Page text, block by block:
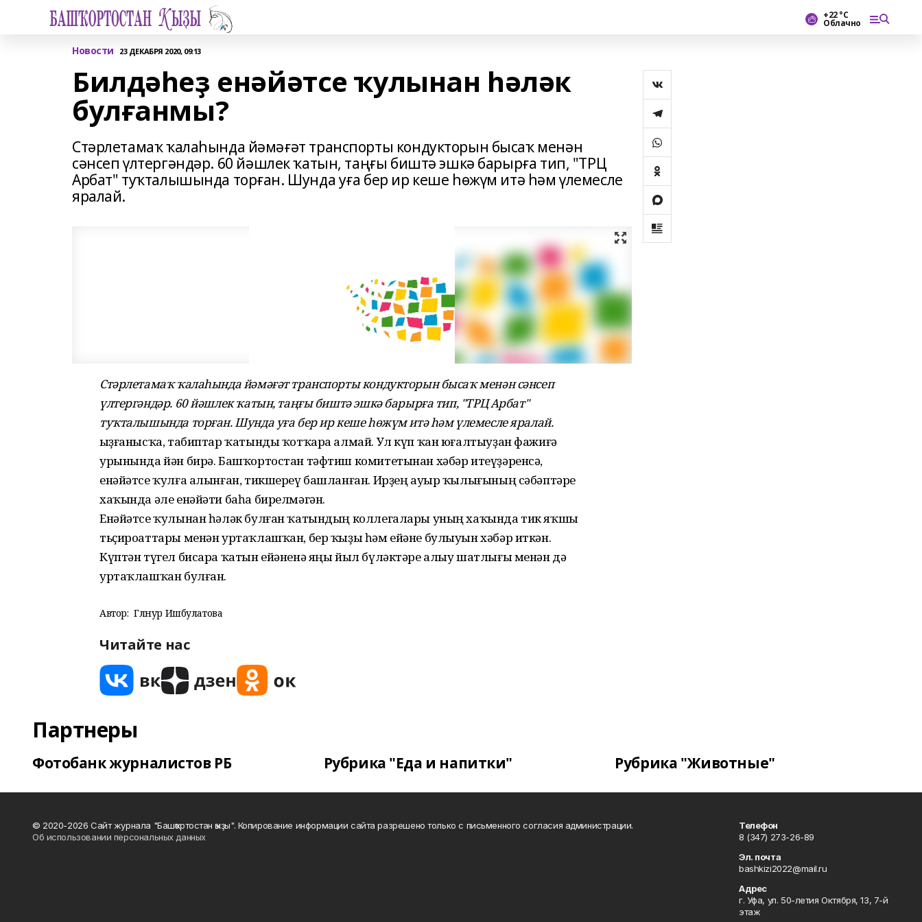
+22 °С
Облачно
Новости 23 ДЕКАБРЯ 2020, 09:13
Билдәһеҙ енәйәтсе ҡулынан һәләк
булғанмы?
Стәрлетамаҡ ҡалаһында йәмәғәт транспорты кондукторын бысаҡ менән
сәнсеп үлтергәндәр. 60 йәшлек ҡатын, таңғы биштә эшкә барырға тип, "ТРЦ
Арбат" туҡталышында торған. Шунда уға бер ир кеше һөжүм итә һәм үлемесле
яралай.
Стәрлетамаҡ ҡалаһында йәмәғәт транспорты кондукторын бысаҡ менән сәнсеп
үлтергәндәр. 60 йәшлек ҡатын, таңғы биштә эшкә барырға тип, "ТРЦ Арбат"
туҡталышында торған. Шунда уға бер ир кеше һөжүм итә һәм үлемесле яралай.
Ҡыҙғанысҡа, табиптар ҡатынды ҡотҡара алмай. Ул күп ҡан юғалтыуҙан фажиғә
урынында йән бирә. Башҡортостан тәфтиш комитетынан хәбәр итеүҙәренсә,
енәйәтсе ҡулға алынған, тикшереү башланған. Ирҙең ауыр ҡылығының сәбәптәре
хаҡында әле енәйәти баһа бирелмәгән.
Енәйәтсе ҡулынан һәләк булған ҡатындың коллегалары уның хаҡында тик яҡшы
тьҫироаттары менән уртаҡлашҡан, бер ҡыҙы һәм ейәне булыуын хәбәр иткән.
Күптән түгел бисара ҡатын ейәненә яңы йыл бүләктәре алыу шатлығы менән дә
уртаҡлашҡан булған.
Автор: Гөлнур Ишбулатова
Читайте нас
Партнеры
Фотобанк журналистов РБ Рубрика "Еда и напитки" Рубрика "Животные"
© 2020-2026 Сайт журнала "Башҡортостан ҡыҙы". Копирование информации сайта разрешено только с письменного согласия администрации.
Об использовании персональных данных
Телефон
8 (347) 273-26-89
Эл. почта
bashkizi2022@mail.ru
Адрес
г. Уфа, ул. 50-летия Октября, 13, 7-й
этаж